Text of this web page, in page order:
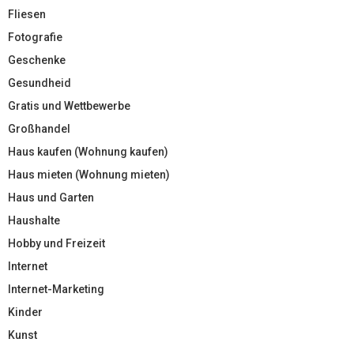
Fliesen
Fotografie
Geschenke
Gesundheid
Gratis und Wettbewerbe
Großhandel
Haus kaufen (Wohnung kaufen)
Haus mieten (Wohnung mieten)
Haus und Garten
Haushalte
Hobby und Freizeit
Internet
Internet-Marketing
Kinder
Kunst